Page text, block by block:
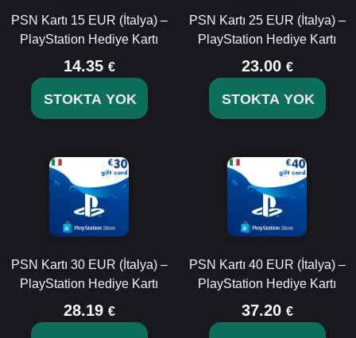
PSN Kartı 15 EUR (İtalya) –
PlayStation Hediye Kartı
14.35 €
STOKTA YOK
PSN Kartı 25 EUR (İtalya) –
PlayStation Hediye Kartı
23.00 €
STOKTA YOK
PSN Kartı 30 EUR (İtalya) –
PlayStation Hediye Kartı
28.19 €
PSN Kartı 40 EUR (İtalya) –
PlayStation Hediye Kartı
37.20 €